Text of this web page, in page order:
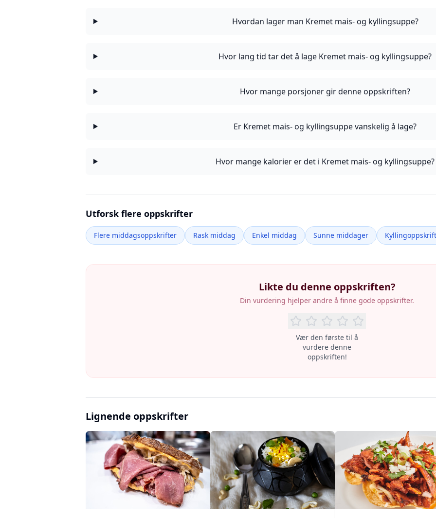
Hvordan lager man Kremet mais- og kyllingsuppe?
Hvor lang tid tar det å lage Kremet mais- og kyllingsuppe?
Hvor mange porsjoner gir denne oppskriften?
Er Kremet mais- og kyllingsuppe vanskelig å lage?
Hvor mange kalorier er det i Kremet mais- og kyllingsuppe?
Utforsk flere oppskrifter
Flere middagsoppskrifter Rask middag Enkel middag Sunne middager
Likte du denne oppskriften?
Din vurdering hjelper andre å finne gode oppskrifter.
Vær den første til å
vurdere denne
oppskriften!
Lignende oppskrifter